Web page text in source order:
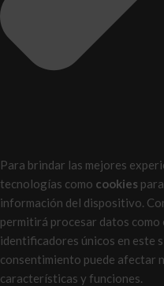
Para brindar las mejores
tecnologías como cookies
información del dispositivo.
permitirá procesar datos
identificadores únicos en este
consentimiento puede afectar
características y funciones.